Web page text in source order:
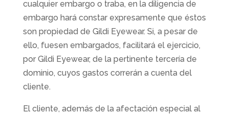
cualquier embargo o traba, en la diligencia de
embargo hará constar expresamente que éstos
son propiedad de Gildi Eyewear. Si, a pesar de
ello, fuesen embargados, facilitará el ejercicio,
por Gildi Eyewear, de la pertinente tercería de
dominio, cuyos gastos correrán a cuenta del
cliente.
El cliente, además de la afectación especial al